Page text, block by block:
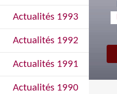
Actualités 1993
Actualités 1992
Actualités 1991
Actualités 1990